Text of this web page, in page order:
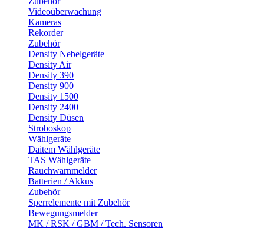
Videoüberwachung
Kameras
Rekorder
Zubehör
Density Nebelgeräte
Density Air
Density 390
Density 900
Density 1500
Density 2400
Density Düsen
Stroboskop
Wählgeräte
Daitem Wählgeräte
TAS Wählgeräte
Rauchwarnmelder
Batterien / Akkus
Zubehör
Sperrelemente mit Zubehör
Bewegungsmelder
MK / RSK / GBM / Tech. Sensoren